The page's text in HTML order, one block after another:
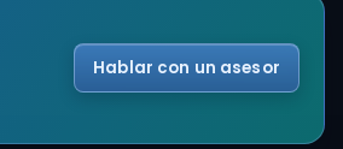
Hablar con un asesor